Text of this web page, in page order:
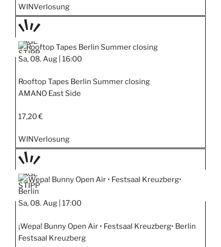
WINVerlosung
TAGE
STIPP
Sa, 08. Aug | 16:00
Rooftop Tapes Berlin Summer closing
AMANO East Side
17,20 €
WINVerlosung
TAGE
STIPP
Sa, 08. Aug | 17:00
¡Wepa! Bunny Open Air • Festsaal Kreuzberg• Berlin
Festsaal Kreuzberg